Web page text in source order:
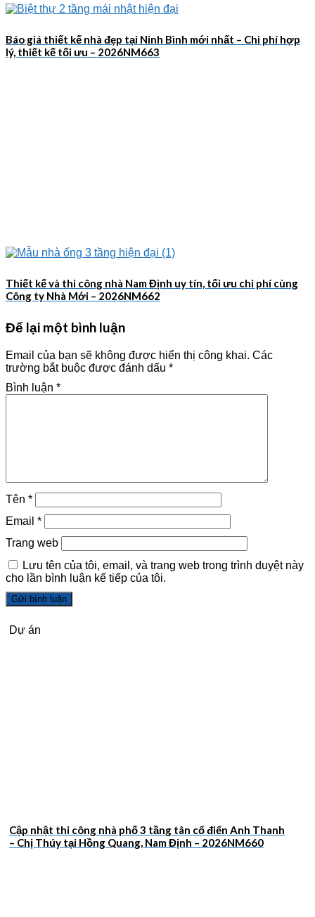
Báo giá thiết kế nhà đẹp tại Ninh Bình mới nhất – Chi phí hợp
lý, thiết kế tối ưu – 2026NM663
Thiết kế và thi công nhà Nam Định uy tín, tối ưu chi phí cùng
Công ty Nhà Mới – 2026NM662
Để lại một bình luận
Email của bạn sẽ không được hiển thị công khai. Các
trường bắt buộc được đánh dấu *
Bình luận *
Tên *
Email *
Trang web
Lưu tên của tôi, email, và trang web trong trình duyệt này
cho lần bình luận kế tiếp của tôi.
Dự án
Cập nhật thi công nhà phố 3 tầng tân cổ điển Anh Thanh
– Chị Thúy tại Hồng Quang, Nam Định – 2026NM660